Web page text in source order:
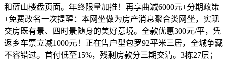
和蓝山楼盘页面。年终限量加推！再享曲减6000元+分期政策
+免费改名一次提醒：本网坐做为房产消息聚合类网坐，实现
交房既有景、四时景随身的美好意境。全款优惠300元/平，凭
返乡车票立减1000元！正在售户型包罗92平米三居，全城争藏
不容错过。首付低至15%，残剩房款分三期交清。3栋27层；